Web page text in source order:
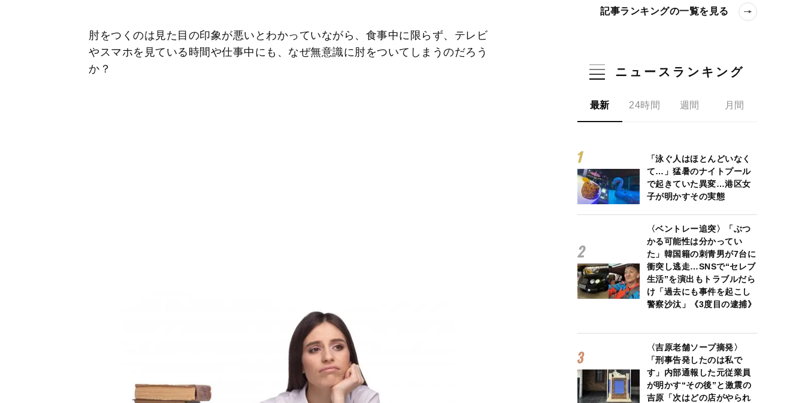
肘をつくのは見た目の印象が悪いとわかっていながら、食事中に限らず、テレビ
やスマホを見ている時間や仕事中にも、なぜ無意識に肘をついてしまうのだろう
か？
記事ランキングの一覧を見る
ニュースランキング
最新 24時間 週間 月間
「泳ぐ人はほとんどいなく
て…」猛暑のナイトプール
で起きていた異変…港区女
子が明かすその実態
〈ベントレー追突〉「ぶつ
かる可能性は分かってい
た」韓国籍の刺青男が7台に
衝突し逃走…SNSで“セレブ
生活”を演出もトラブルだら
け「過去にも事件を起こし
警察沙汰」《3度目の逮捕》
〈吉原老舗ソープ摘発〉
「刑事告発したのは私で
す」内部通報した元従業員
が明かす“その後”と激震の
吉原「次はどの店がやられ